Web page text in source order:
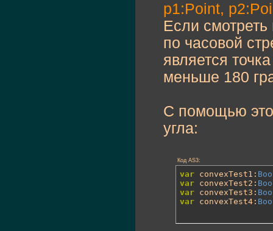
p1:Point,
Если смотреть
по часовой
является
меньше 180
С помощью
угла:
Код AS3:
var convexTest1:
var convexTest2:
var convexTest3:
var convexTest4: